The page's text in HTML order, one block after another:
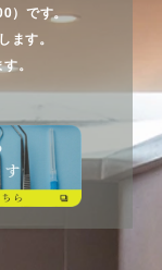
）です。
ます。
。